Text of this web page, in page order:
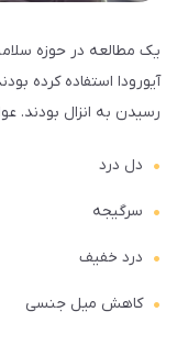
یک مطالعه در حوزه
آیورودا استفاده کرده
رسیدن به انزال بودند.
دل درد
سرگیجه
درد خفیف
کاهش میل جنسی